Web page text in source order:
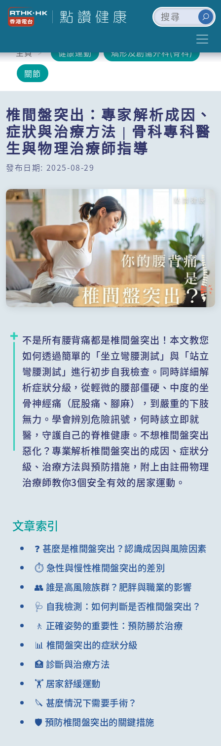
主頁 健康運動
矯形及創傷外科(骨科)
關節
椎間盤突出：專家解析成因、
症狀與治療方法 | 骨科專科醫
生與物理治療師指導
發布日期: 2025-08-29
不是所有腰背痛都是椎間盤突出！本文教您
如何透過簡單的「坐立彎腰測試」與「站立
彎腰測試」進行初步自我檢查。同時詳細解
析症狀分級，從輕微的腰部僵硬、中度的坐
骨神經痛（屁股痛、腳麻），到嚴重的下肢
無力。學會辨別危險訊號，何時該立即就
醫，守護自己的脊椎健康。不想椎間盤突出
惡化？專業解析椎間盤突出的成因、症狀分
級、治療方法與預防措施，附上由註冊物理
治療師教你3個安全有效的居家運動。
文章索引
❓ 甚麼是椎間盤突出？認識成因與風險因素
⏱️ 急性與慢性椎間盤突出的差別
👥 誰是高風險族群？肥胖與職業的影響
🩺 自我檢測：如何判斷是否椎間盤突出？
🚶 正確姿勢的重要性：預防勝於治療
📊 椎間盤突出的症狀分級
🏥 診斷與治療方法
🏋️ 居家舒緩運動
🔪 甚麼情況下需要手術？
🛡️ 預防椎間盤突出的關鍵措施